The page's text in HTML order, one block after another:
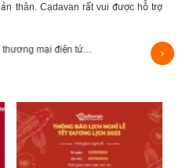
thân. Cadavan rất vui được hỗ trợ
mại điện tử…